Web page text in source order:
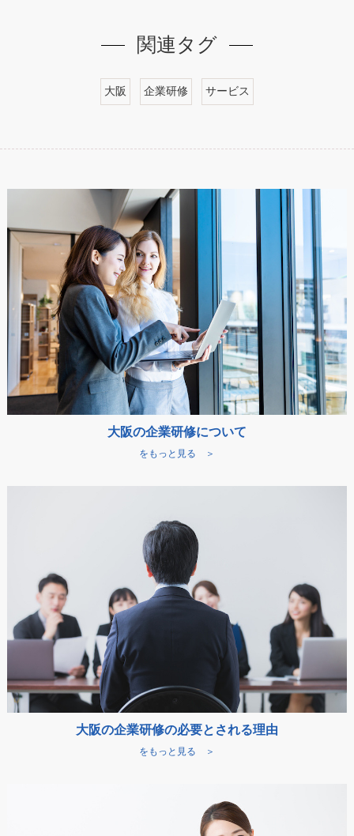
関連タグ
大阪 企業研修 サービス
大阪の企業研修について
をもっと見る ＞
大阪の企業研修の必要とされる理由
をもっと見る ＞